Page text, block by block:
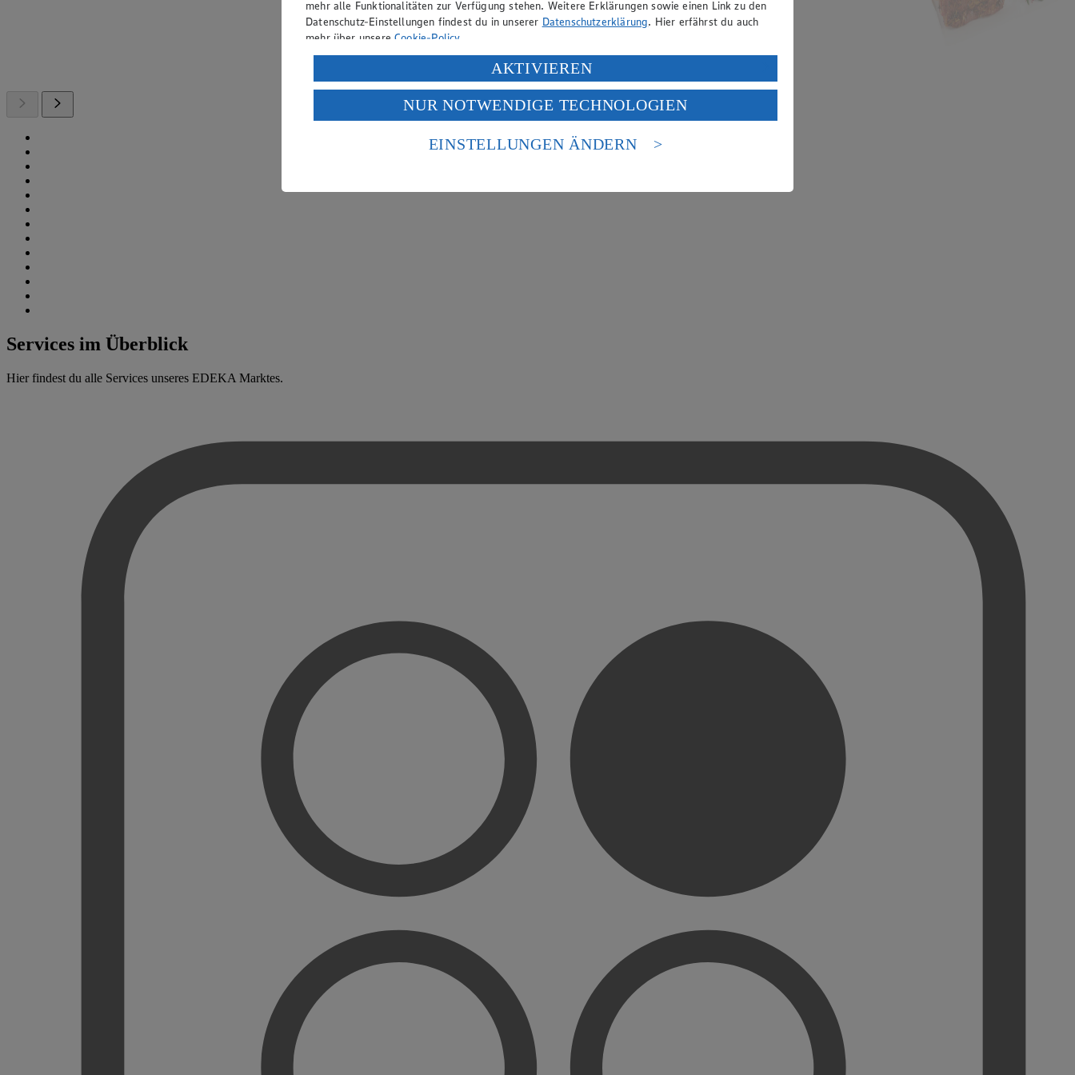
Services im Überblick
Hier findest du alle Services unseres EDEKA Marktes.
mehr alle Funktionalitäten zur Verfügung stehen. Weitere Erklärungen sowie einen Link zu den
Datenschutz-Einstellungen findest du in unserer Datenschutzerklärung. Hier erfährst du auch
mehr über unsereCookie-Policy.
Verarbeitung deiner personenbezogenen Daten in den USA durch Facebook und YouTube:
Wenn du auf „Aktivieren“ klickst, willigst du im Sinne des Art. 49 Abs. 1 Satz 1 lit. a) DSGVO
ein, dass deine Daten in den USA verarbeitet werden. Der EuGH sieht die USA als Land mit
einem nach europäischen Standards nicht angemessenen Datenschutzniveau an. Es besteht das
Risiko eines Zugriffs durch US-amerikanische Behörden.
AKTIVIEREN
NUR NOTWENDIGE TECHNOLOGIEN
EINSTELLUNGEN ÄNDERN